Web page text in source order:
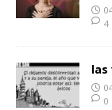
4
las
0